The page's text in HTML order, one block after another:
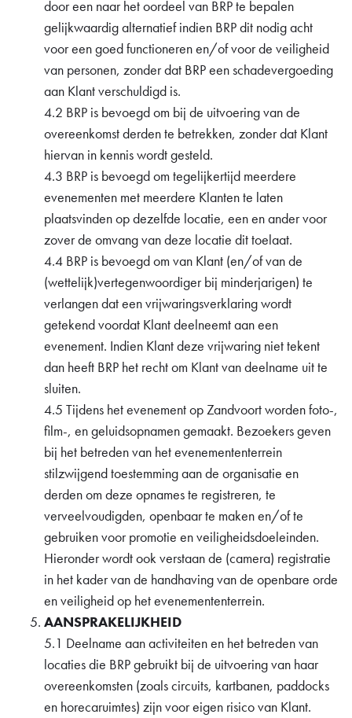
door een naar het oordeel van BRP te bepalen
gelijkwaardig alternatief indien BRP dit nodig acht
voor een goed functioneren en/of voor de veiligheid
van personen, zonder dat BRP een schadevergoeding
aan Klant verschuldigd is.
4.2 BRP is bevoegd om bij de uitvoering van de
overeenkomst derden te betrekken, zonder dat Klant
hiervan in kennis wordt gesteld.
4.3 BRP is bevoegd om tegelijkertijd meerdere
evenementen met meerdere Klanten te laten
plaatsvinden op dezelfde locatie, een en ander voor
zover de omvang van deze locatie dit toelaat.
4.4 BRP is bevoegd om van Klant (en/of van de
(wettelijk)vertegenwoordiger bij minderjarigen) te
verlangen dat een vrijwaringsverklaring wordt
getekend voordat Klant deelneemt aan een
evenement. Indien Klant deze vrijwaring niet tekent
dan heeft BRP het recht om Klant van deelname uit te
sluiten.
4.5 Tijdens het evenement op Zandvoort worden foto-,
film-, en geluidsopnamen gemaakt. Bezoekers geven
bij het betreden van het evenemententerrein
stilzwijgend toestemming aan de organisatie en
derden om deze opnames te registreren, te
verveelvoudigden, openbaar te maken en/of te
gebruiken voor promotie en veiligheidsdoeleinden.
Hieronder wordt ook verstaan de (camera) registratie
in het kader van de handhaving van de openbare orde
en veiligheid op het evenemententerrein.
AANSPRAKELIJKHEID
5.1 Deelname aan activiteiten en het betreden van
locaties die BRP gebruikt bij de uitvoering van haar
overeenkomsten (zoals circuits, kartbanen, paddocks
en horecaruimtes) zijn voor eigen risico van Klant.